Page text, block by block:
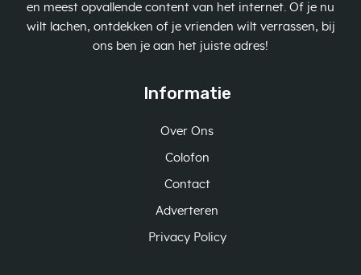
en meest opvallende content van het internet. Of je nu
wilt lachen, ontdekken of je vrienden wilt verrassen, bij
ons ben je aan het juiste adres!
Informatie
Over Ons
Colofon
Contact
Adverteren
Privacy Policy